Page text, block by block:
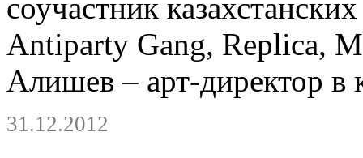
соучастник
Antiparty Gang, Replica,
Алишев – арт-директор в
31.12.2012